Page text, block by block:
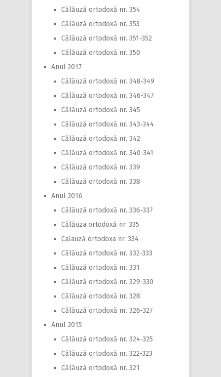
Călăuză ortodoxă nr. 354
Călăuză ortodoxă nr. 353
Călăuză ortodoxă nr. 351-352
Călăuză ortodoxă nr. 350
Anul 2017
Călăuză ortodoxă nr. 348-349
Călăuză ortodoxă nr. 346-347
Călăuză ortodoxă nr. 345
Călăuză ortodoxă nr. 343-344
Călăuză ortodoxă nr. 342
Călăuză ortodoxă nr. 340-341
Călăuză ortodoxă nr. 339
Călăuză ortodoxă nr. 338
Anul 2016
Călăuză ortodoxă nr. 336-337
Călăuza ortodoxă nr. 335
Calauză ortodoxa nr. 334
Călăuză ortodoxă nr. 332-333
Călăuză ortodoxă nr. 331
Călăuză ortodoxă nr. 329-330
Călăuză ortodoxă nr. 328
Călăuză ortodoxă nr. 326-327
Anul 2015
Călăuză ortodoxă nr. 324-325
Călăuză ortodoxă nr. 322-323
Călăuză ortodoxă nr. 321